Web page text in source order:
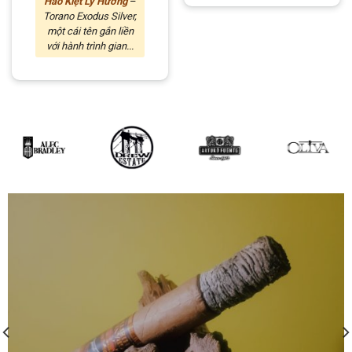
Torano Exodus Silver,
một cái tên gắn liền
với hành trình gian...